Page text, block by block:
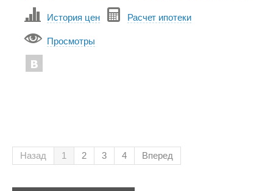
История цен Расчет ипотеки
Просмотры
Назад 1 2 3 4 Вперед